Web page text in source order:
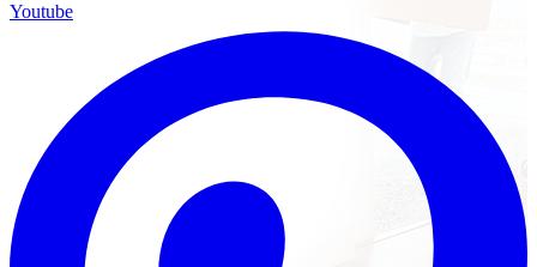
Youtube